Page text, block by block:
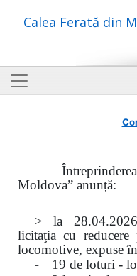
Calea Ferată din
Întreprinderea
Moldova” anunță:
> la
licitaţiacu reducere
locomotive, expuse
- 19 de loturi -